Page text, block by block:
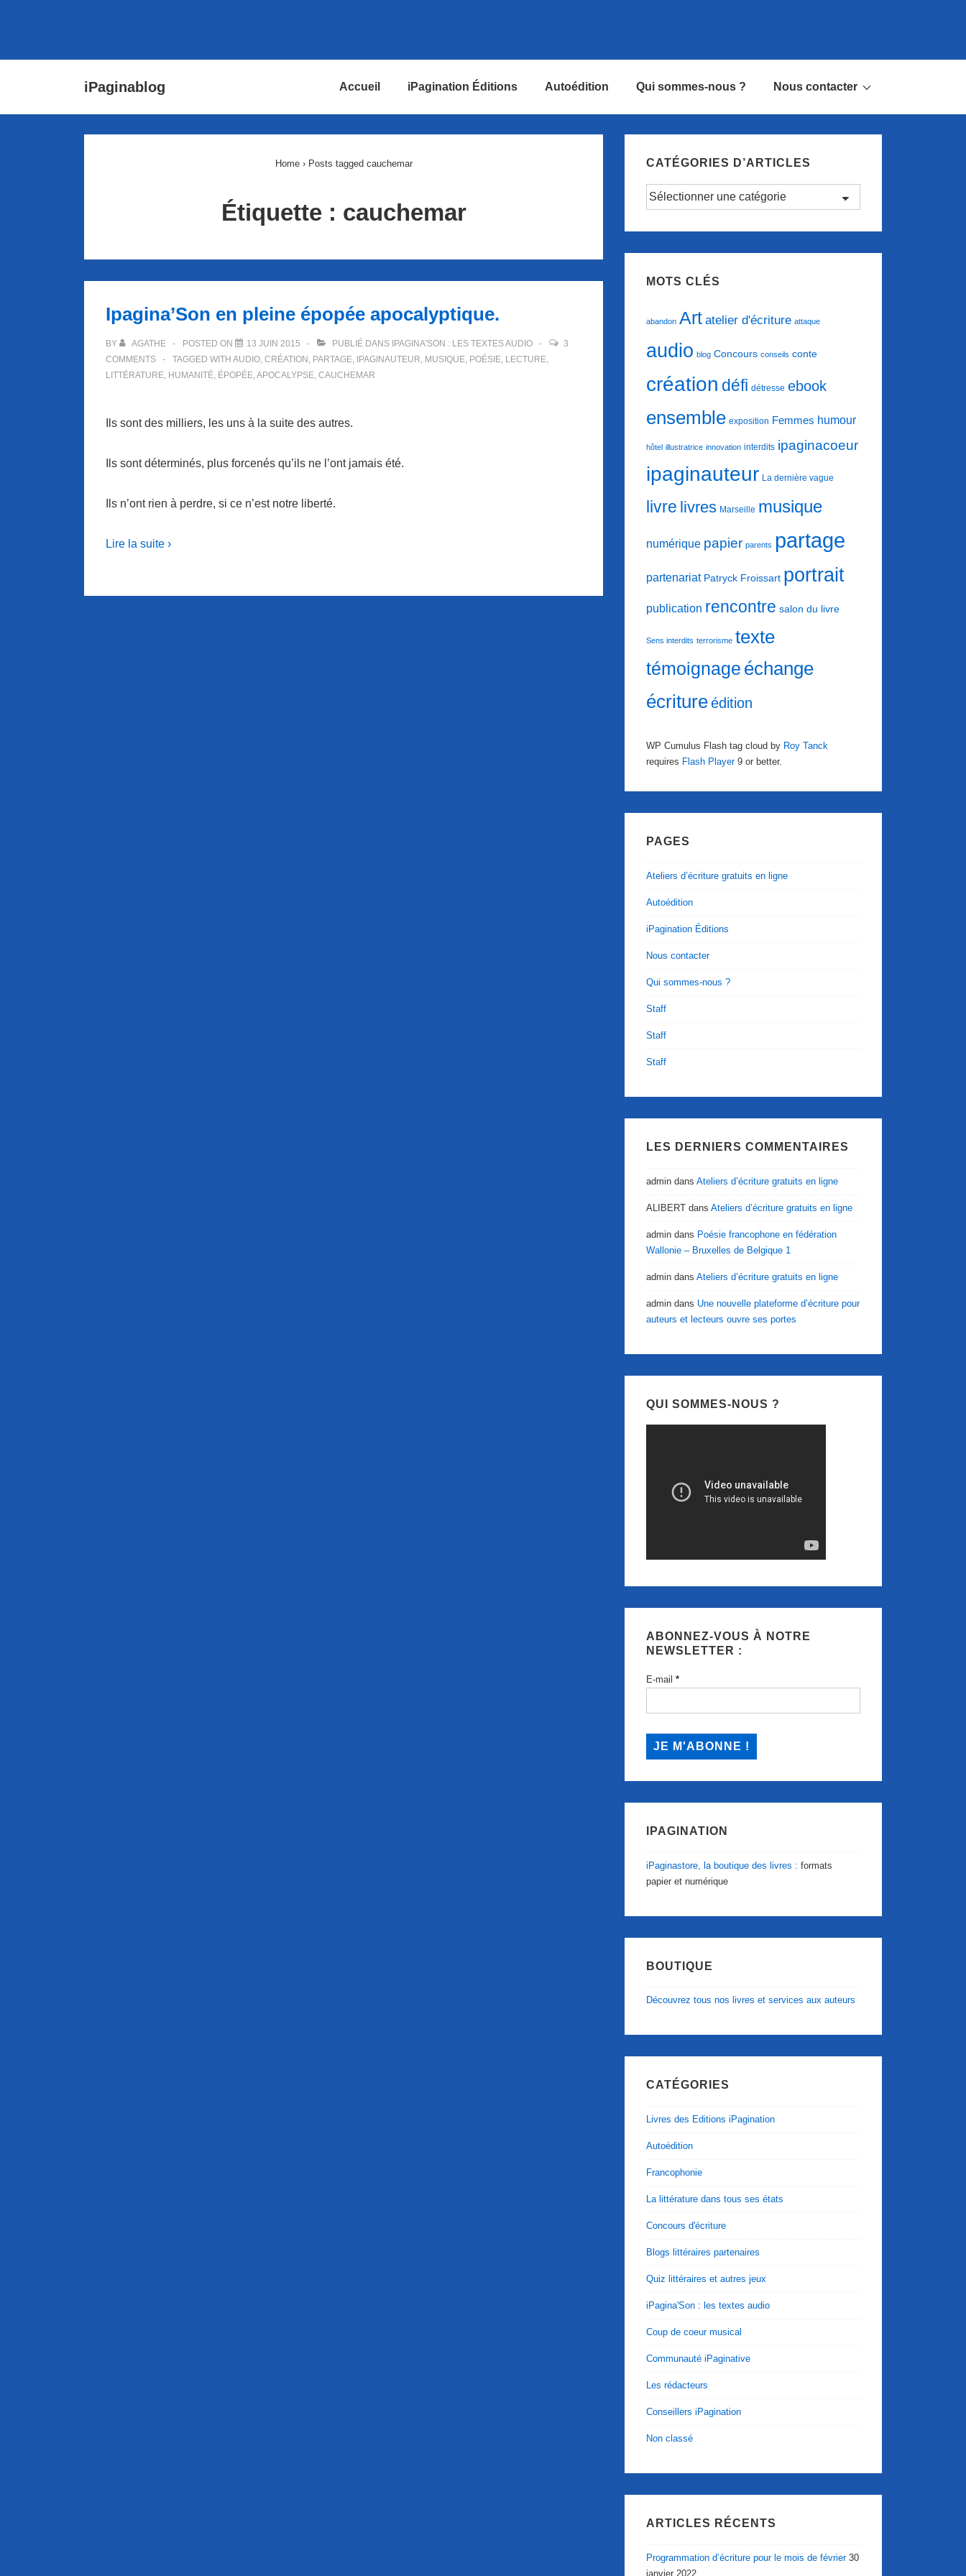
iPaginablog Accueil iPagination Éditions Autoédition Qui sommes-nous ? Nous contacter
Home › Posts tagged cauchemar
Étiquette : cauchemar
Ipagina’Son en pleine épopée apocalyptique.
BY AGATHE POSTED ON 13 JUIN 2015 PUBLIÉ DANS IPAGINA'SON : LES TEXTES AUDIO
3
COMMENTS
TAGGED WITH AUDIO, CRÉATION , PARTAGE, IPAGINAUTEUR, MUSIQUE, POÉSIE, LECTURE,
LITTÉRATURE, HUMANITÉ, ÉPOPÉE,APOCALYPSE, CAUCHEMAR
Ils sont des milliers, les uns à la suite des autres.
Ils sont déterminés, plus forcenés qu’ils ne l’ont jamais été.
Ils n’ont rien à perdre, si ce n’est notre liberté.
Lire la suite ›
CATÉGORIES D’ARTICLES
Catégories
MOTS CLÉS
abandon Art atelier d'écriture attaque
audio blog Concours conseils conte
création défi détresse ebook
ensemble exposition Femmes humour
hôtel illustratrice innovation interdits ipaginacoeur
ipaginauteur La dernière vague
livre livres Marseille musique
numérique papier parents partage
partenariat Patryck Froissart portrait
publication rencontre salon du livre
Sens interdits terrorisme texte
témoignage échange
écritureédition
WP Cumulus Flash tag cloud by Roy Tanck
requires Flash Player9 or better.
PAGES
Ateliers d’écriture gratuits en ligne
Autoédition
iPagination Éditions
Nous contacter
Qui sommes-nous ?
Staff
Staff
Staff
LES DERNIERS COMMENTAIRES
admin dansAteliers d’écriture gratuits en ligne
ALIBERT dansAteliers d’écriture gratuits en ligne
admin dans Poésie francophone en fédération
Wallonie – Bruxelles de Belgique 1
admin dansAteliers d’écriture gratuits en ligne
admin dans Une nouvelle plateforme d’écriture pour
auteurs et lecteurs ouvre ses portes
QUI SOMMES-NOUS ?
ABONNEZ-VOUS À NOTRE
NEWSLETTER :
E-mail*
IPAGINATION
iPaginastore, la boutique des livres : formats
papier et numérique
BOUTIQUE
Découvrez tous nos livres et services aux auteurs
CATÉGORIES
Livres des Editions iPagination
Autoédition
Francophonie
La littérature dans tous ses états
Concours d'écriture
Blogs littéraires partenaires
Quiz littéraires et autres jeux
iPagina'Son : les textes audio
Coup de coeur musical
Communauté iPaginative
Les rédacteurs
Conseillers iPagination
Non classé
ARTICLES RÉCENTS
Programmation d’écriture pour le mois de février 30
janvier 2022